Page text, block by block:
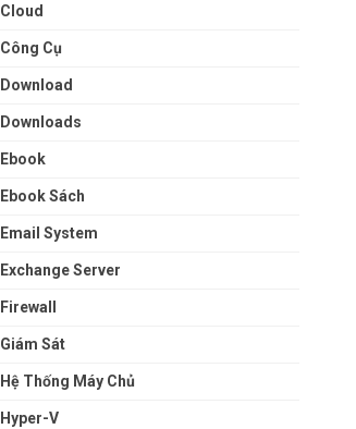
Cloud
Công Cụ
Download
Downloads
Ebook
Ebook Sách
Email System
Exchange Server
Firewall
Giám Sát
Hệ Thống Máy Chủ
Hyper-V